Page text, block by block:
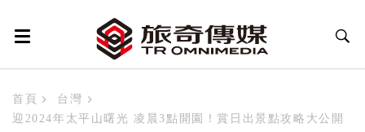
首頁
台灣
迎2024年太平山曙光 凌晨3點開園！賞日出景點攻略大公開